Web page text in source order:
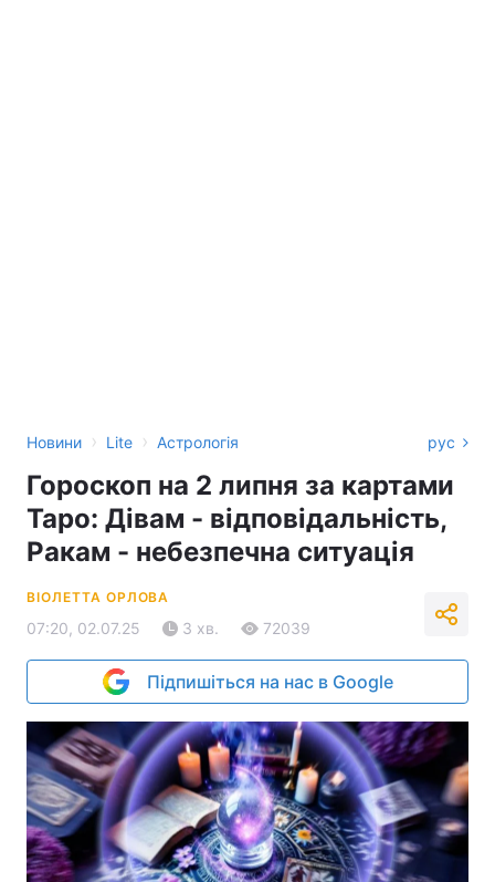
Новини › Lite › Астрологія рус
Гороскоп на 2 липня за картами
Таро: Дівам - відповідальність,
Ракам - небезпечна ситуація
ВІОЛЕТТА ОРЛОВА
07:20, 02.07.25 3 хв. 72039
Підпишіться на нас в Google